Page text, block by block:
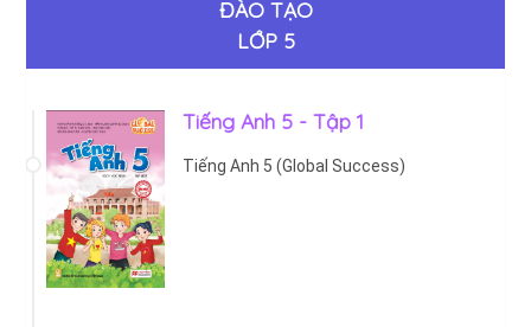
ĐÀO TẠO
LỚP 5
Tiếng Anh 5 - Tập 1
Tiếng Anh 5 (Global Success)